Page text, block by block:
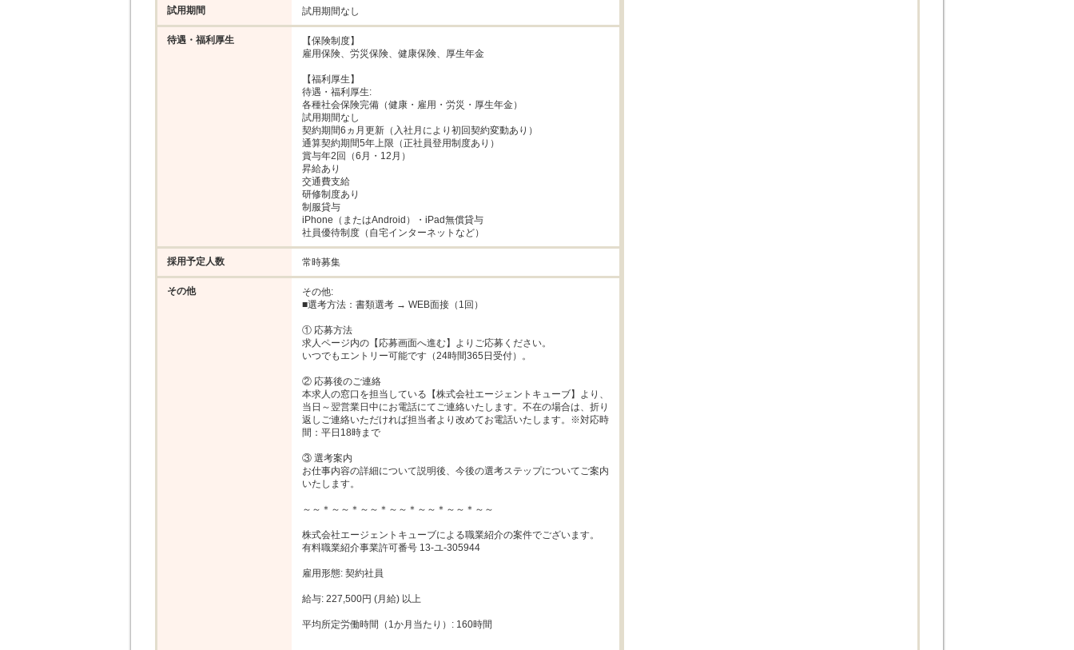
試用期間 試用期間なし
待遇・福利厚生
【保険制度】
雇用保険、労災保険、健康保険、厚生年金
【福利厚生】
待遇・福利厚生:
各種社会保険完備（健康・雇用・労災・厚生年金）
試用期間なし
契約期間6ヵ月更新（入社月により初回契約変動あり）
通算契約期間5年上限（正社員登用制度あり）
賞与年2回（6月・12月）
昇給あり
交通費支給
研修制度あり
制服貸与
iPhone（またはAndroid）・iPad無償貸与
社員優待制度（自宅インターネットなど）
採用予定人数 常時募集
その他
その他:
■選考方法：書類選考 → WEB面接（1回）
① 応募方法
求人ページ内の【応募画面へ進む】よりご応募ください。
いつでもエントリー可能です（24時間365日受付）。
② 応募後のご連絡
本求人の窓口を担当している【株式会社エージェントキューブ】より、
当日～翌営業日中にお電話にてご連絡いたします。不在の場合は、折り
返しご連絡いただければ担当者より改めてお電話いたします。※対応時
間：平日18時まで
③ 選考案内
お仕事内容の詳細について説明後、今後の選考ステップについてご案内
いたします。
～～＊～～＊～～＊～～＊～～＊～～＊～～
株式会社エージェントキューブによる職業紹介の案件でございます。
有料職業紹介事業許可番号 13-ユ-305944
雇用形態: 契約社員
給与: 227,500円 (月給) 以上
平均所定労働時間（1か月当たり）: 160時間